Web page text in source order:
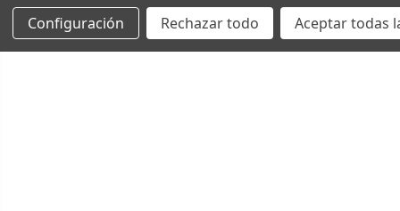
Configuración Rechazar todo Aceptar todas